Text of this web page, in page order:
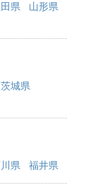
県
山形県
茨城県
県 福井県